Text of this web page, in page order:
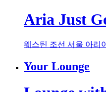
Aria Just
웨스틴 조선 서울 아리
Your Lounge